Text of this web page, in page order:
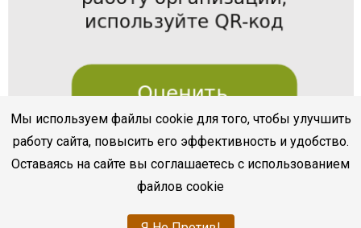
Мы используем файлы cookie для того, чтобы улучшить
работу сайта, повысить его эффективность и удобство.
Оставаясь на сайте вы соглашаетесь с использованием
файлов cookie